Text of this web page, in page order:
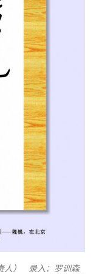
人） 录入：罗训森